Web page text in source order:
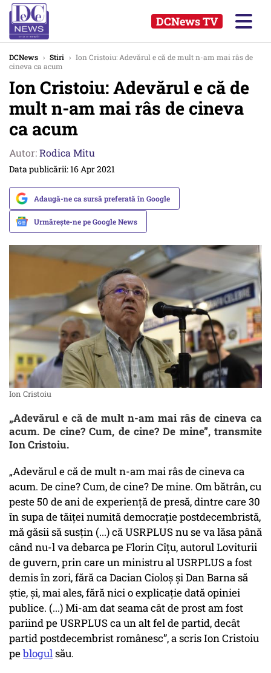
DCNews TV
DCNews › Stiri › Ion Cristoiu: Adevărul e că de mult n-am mai râs de
cineva ca acum
Ion Cristoiu: Adevărul e că de
mult n-am mai râs de cineva
ca acum
Autor:Rodica Mitu
Data publicării: 16 Apr 2021
Adaugă-ne ca sursă preferată în Google
Urmărește-ne pe Google News
Ion Cristoiu
„Adevărul e că de mult n-am mai râs de cineva ca
acum. De cine? Cum, de cine? De mine”, transmite
Ion Cristoiu.
„Adevărul e că de mult n-am mai râs de cineva ca
acum. De cine? Cum, de cine? De mine. Om bătrân, cu
peste 50 de ani de experienţă de presă, dintre care 30
în supa de tăiţei numită democraţie postdecembristă,
mă găsii să susţin (...) că USRPLUS nu se va lăsa până
când nu-l va debarca pe Florin Cîţu, autorul Loviturii
de guvern, prin care un ministru al USRPLUS a fost
demis în zori, fără ca Dacian Cioloş şi Dan Barna să
ştie, şi, mai ales, fără nici o explicaţie dată opiniei
publice. (...) Mi-am dat seama cât de prost am fost
pariind pe USRPLUS ca un alt fel de partid, decât
partid postdecembrist românesc”, a scris Ion Cristoiu
peblogulsău.